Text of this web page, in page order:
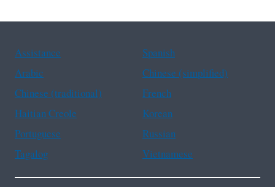
Assistance
Spanish
Arabic
Chinese (simplified)
Chinese (traditional)
French
Haitian Creole
Korean
Portuguese
Russian
Tagalog
Vietnamese